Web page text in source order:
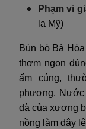
Phạm vi
la Mỹ)
Bún bò Bà
thơm ngon
ấm cúng,
phương. Nước
đà của xương
nồng làm dậy